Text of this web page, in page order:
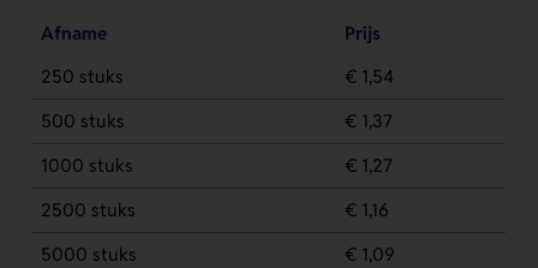
Afname
Prijs
250 stuks
€ 1,54
500 stuks
€ 1,37
1000 stuks
€ 1,27
2500 stuks
€ 1,16
5000 stuks
€ 1,09